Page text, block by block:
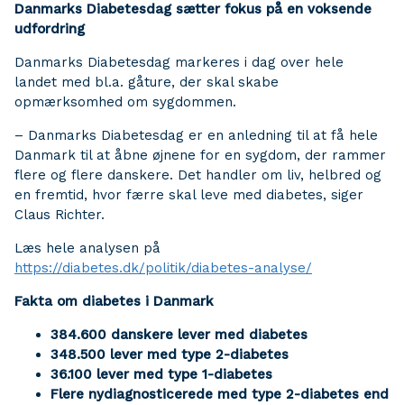
Danmarks Diabetesdag sætter fokus på en voksende
udfordring
Danmarks Diabetesdag markeres i dag over hele
landet med bl.a. gåture, der skal skabe
opmærksomhed om sygdommen.
– Danmarks Diabetesdag er en anledning til at få hele
Danmark til at åbne øjnene for en sygdom, der rammer
flere og flere danskere. Det handler om liv, helbred og
en fremtid, hvor færre skal leve med diabetes, siger
Claus Richter.
Læs hele analysen på
https://diabetes.dk/politik/diabetes-analyse/
Fakta om diabetes i Danmark
384.600 danskere lever med diabetes
348.500 lever med type 2-diabetes
36.100 lever med type 1-diabetes
Flere nydiagnosticerede med type 2-diabetes end